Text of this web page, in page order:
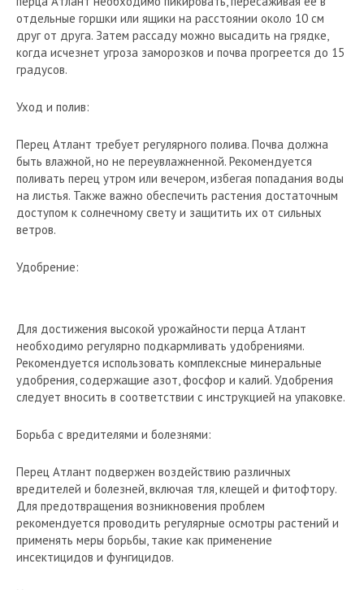
отдельные горшки или ящики на расстоянии около 10 см
друг от друга. Затем рассаду можно высадить на грядке,
когда исчезнет угроза заморозков и почва прогреется до 15
градусов.
Уход и полив:
Перец Атлант требует регулярного полива. Почва должна
быть влажной, но не переувлажненной. Рекомендуется
поливать перец утром или вечером, избегая попадания воды
на листья. Также важно обеспечить растения достаточным
доступом к солнечному свету и защитить их от сильных
ветров.
Удобрение:
Для достижения высокой урожайности перца Атлант
необходимо регулярно подкармливать удобрениями.
Рекомендуется использовать комплексные минеральные
удобрения, содержащие азот, фосфор и калий. Удобрения
следует вносить в соответствии с инструкцией на упаковке.
Борьба с вредителями и болезнями:
Перец Атлант подвержен воздействию различных
вредителей и болезней, включая тля, клещей и фитофтору.
Для предотвращения возникновения проблем
рекомендуется проводить регулярные осмотры растений и
применять меры борьбы, такие как применение
инсектицидов и фунгицидов.